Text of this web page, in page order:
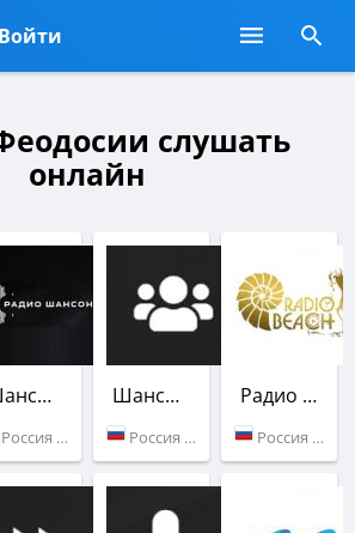
Войти
слушать
онлайн
Шансон радио
Россия (Феодосия)
Шансон (Радио Пляж)
Россия (Феодосия)
Радио Пляж
Россия (Феодосия)